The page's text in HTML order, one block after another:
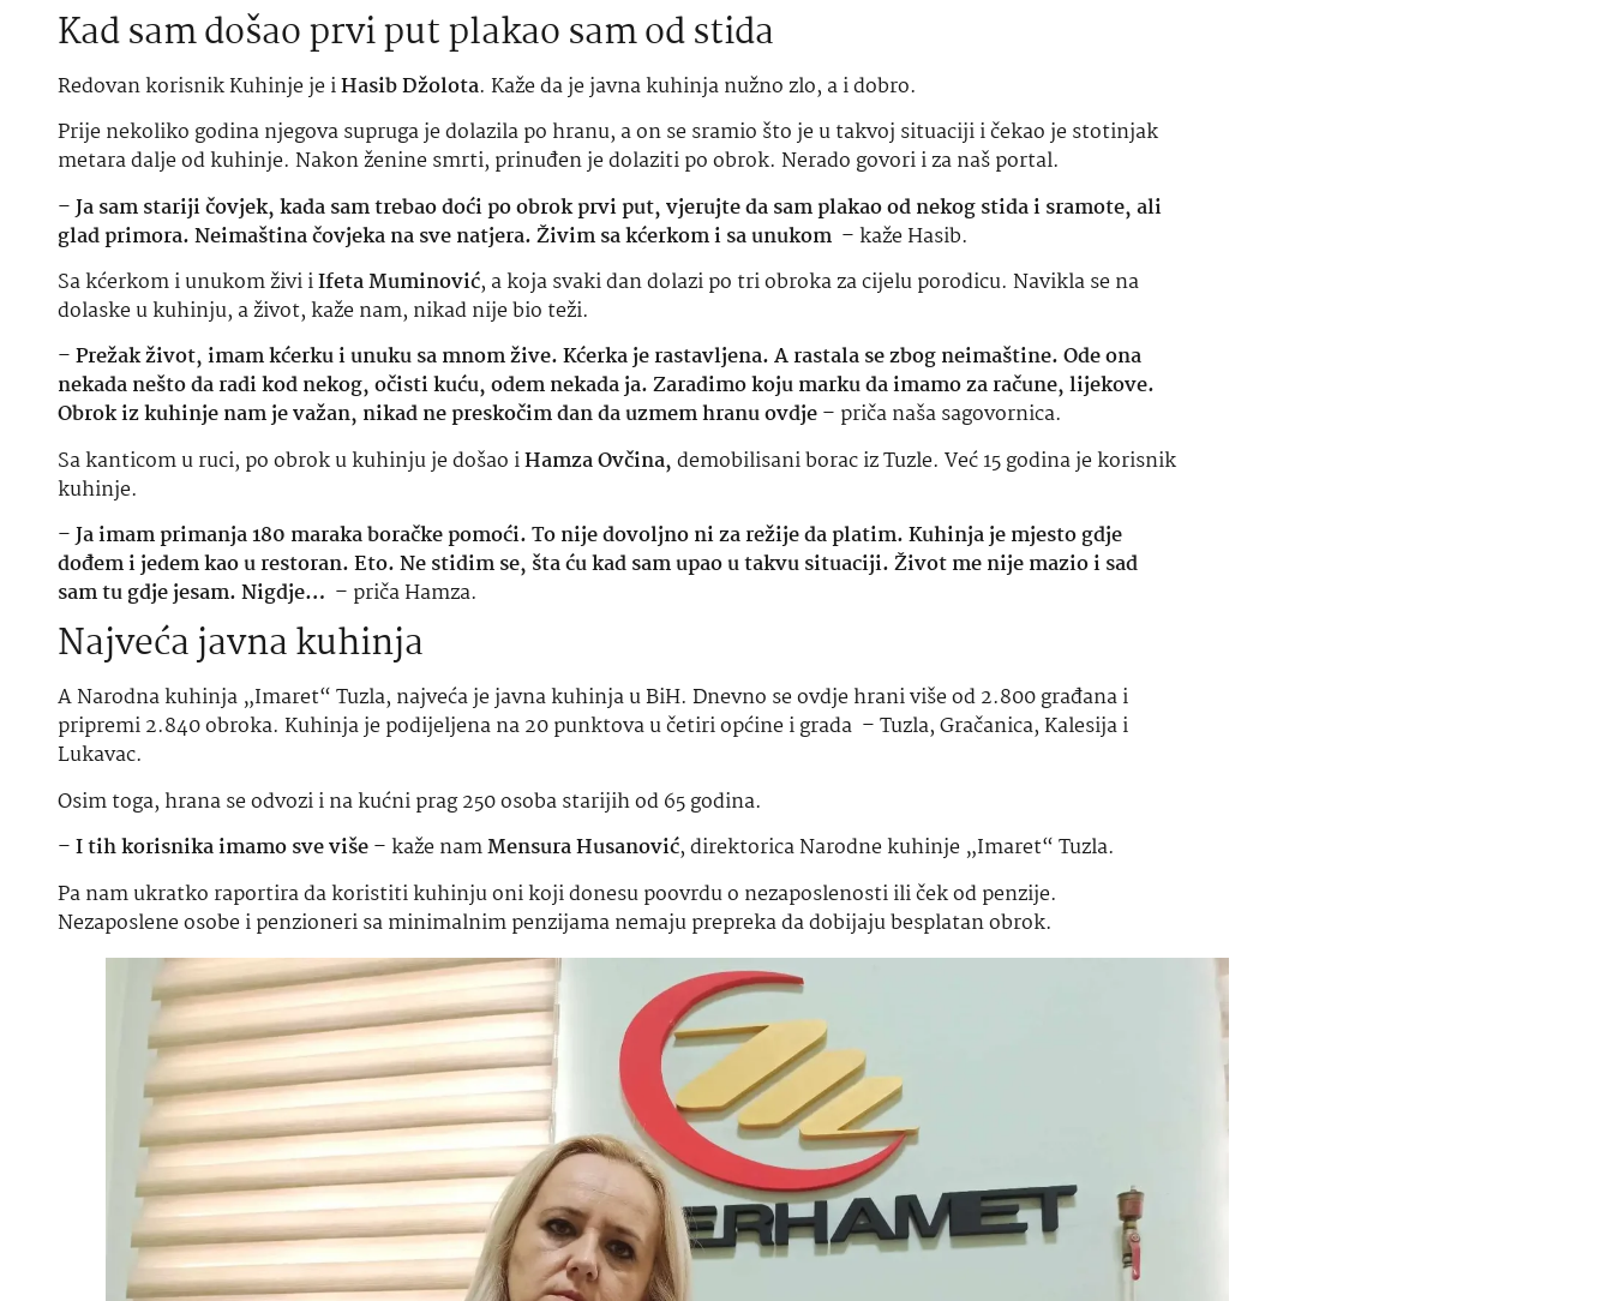
Kad sam došao prvi put plakao sam od stida
Redovan korisnik Kuhinje je iHasib Džolota. Kaže da je javna kuhinja nužno zlo, a i dobro.
Prije nekoliko godina njegova supruga je dolazila po hranu, a on se sramio što je u takvoj situaciji i čekao je stotinjak
metara dalje od kuhinje. Nakon ženine smrti, prinuđen je dolaziti po obrok. Nerado govori i za naš portal.
–Ja sam stariji čovjek, kada sam trebao doći po obrok prvi put, vjerujte da sam plakao od nekog stida i sramote, ali
glad primora. Neimaština čovjeka na sve natjera. Živim sa kćerkom i sa unukom – kaže Hasib.
Sa kćerkom i unukom živi iIfeta Muminović, a koja svaki dan dolazi po tri obroka za cijelu porodicu. Navikla se na
dolaske u kuhinju, a život, kaže nam, nikad nije bio teži.
–Prežak život, imam kćerku i unuku sa mnom žive. Kćerka je rastavljena. A rastala se zbog neimaštine. Ode ona
nekada nešto da radi kod nekog, očisti kuću, odem nekada ja. Zaradimo koju marku da imamo za račune, lijekove.
Obrok iz kuhinje nam je važan, nikad ne preskočim dan da uzmem hranu ovdje– priča naša sagovornica.
Sa kanticom u ruci, po obrok u kuhinju je došao iHamza Ovčina,demobilisani borac iz Tuzle. Već 15 godina je korisnik
kuhinje.
–Ja imam primanja 180 maraka boračke pomoći. To nije dovoljno ni za režije da platim. Kuhinja je mjesto gdje
dođem i jedem kao u restoran. Eto. Ne stidim se, šta ću kad sam upao u takvu situaciji. Život me nije mazio i sad
sam tu gdje jesam. Nigdje… – priča Hamza.
Najveća javna kuhinja
A Narodna kuhinja „Imaret“ Tuzla, najveća je javna kuhinja u BiH. Dnevno se ovdje hrani više od 2.800 građana i
pripremi 2.840 obroka. Kuhinja je podijeljena na 20 punktova u četiri općine i grada – Tuzla, Gračanica, Kalesija i
Lukavac.
Osim toga, hrana se odvozi i na kućni prag 250 osoba starijih od 65 godina.
–I tih korisnika imamo sve više– kaže namMensura Husanović, direktorica Narodne kuhinje „Imaret“ Tuzla.
Pa nam ukratko raportira da koristiti kuhinju oni koji donesu poovrdu o nezaposlenosti ili ček od penzije.
Nezaposlene osobe i penzioneri sa minimalnim penzijama nemaju prepreka da dobijaju besplatan obrok.